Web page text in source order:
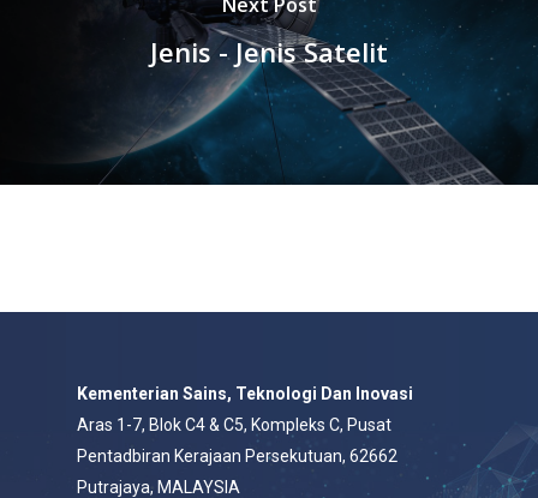
Jenis - Jenis Satelit
Kementerian Sains, Teknologi Dan Inovasi
Aras 1-7, Blok C4 & C5, Kompleks C, Pusat
Pentadbiran Kerajaan Persekutuan, 62662
Putrajaya, MALAYSIA